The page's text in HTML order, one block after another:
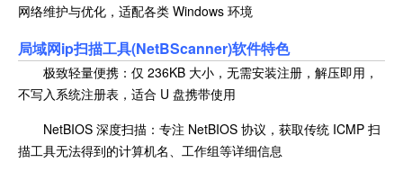
网络维护与优化，适配各类 Windows 环境
局域网ip扫描工具(NetBScanner)软件特色
极致轻量便携：仅 236KB 大小，无需安装注册，解压即用，
不写入系统注册表，适合 U 盘携带使用
NetBIOS 深度扫描：专注 NetBIOS 协议，获取传统 ICMP 扫
描工具无法得到的计算机名、工作组等详细信息